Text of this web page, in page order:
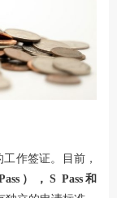
作签证。目前，
），S Pass和